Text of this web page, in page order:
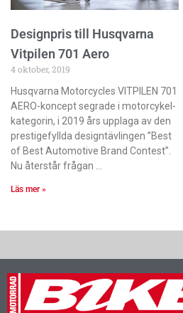
Designpris till Husqvarna
Vitpilen 701 Aero
4 oktober, 2019
Husqvarna Motorcycles VITPILEN 701
AERO-koncept segrade i motorcykel-
kategorin, i 2019 års upplaga av den
prestigefyllda designtävlingen ”Best
of Best Automotive Brand Contest”.
Nu återstår frågan
Läs mer »